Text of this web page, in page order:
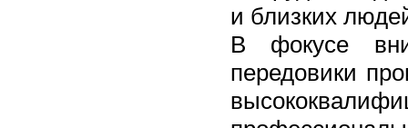
и близких
В фокусе
передовики